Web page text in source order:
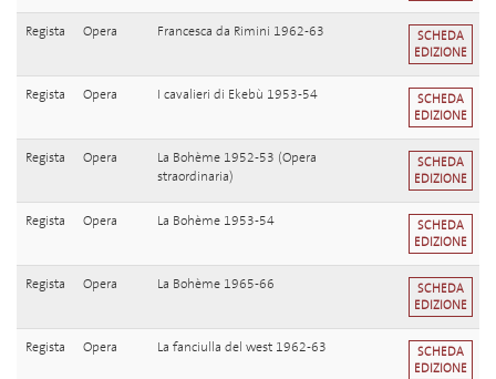
Regista Opera Francesca da Rimini 1962-63
SCHEDA
EDIZIONE
Regista Opera I cavalieri di Ekebù 1953-54
SCHEDA
EDIZIONE
Regista Opera
La Bohème 1952-53 (Opera
straordinaria)
SCHEDA
EDIZIONE
Regista Opera La Bohème 1953-54
SCHEDA
EDIZIONE
Regista Opera La Bohème 1965-66
SCHEDA
EDIZIONE
Regista Opera La fanciulla del west 1962-63
SCHEDA
EDIZIONE